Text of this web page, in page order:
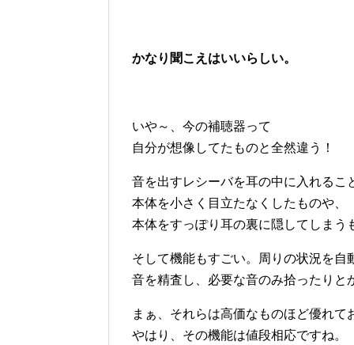
かなり聞こえはいいらしい。
いや～、今の補聴器って
自分が想像してたものと全然違う！
音を出すレシーバを耳の中に入れるこ
本体を小さく目立たなくしたものや、
本体をすっぽり耳の裏に隠してしまう
そして機能もすごい。周りの状況を自
音を精査し、必要な音のみ拾ったりと
まぁ、それらは高価なものほど優れて
やはり、その機能は値段相応ですね。